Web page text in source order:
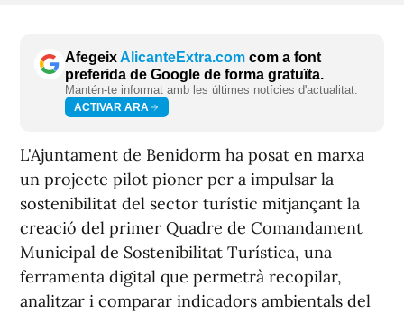
AfegeixAlicanteExtra.com com a font
preferida de Google de forma gratuïta.
Mantén-te informat amb les últimes notícies d'actualitat.
ACTIVAR ARA
L'Ajuntament de Benidorm ha posat en marxa
un projecte pilot pioner per a impulsar la
sostenibilitat del sector turístic mitjançant la
creació del primer Quadre de Comandament
Municipal de Sostenibilitat Turística, una
ferramenta digital que permetrà recopilar,
analitzar i comparar indicadors ambientals del